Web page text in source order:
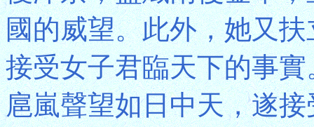
國的威望。此外，她又
接受女子君臨天下的事
扈嵐聲望如日中天，遂